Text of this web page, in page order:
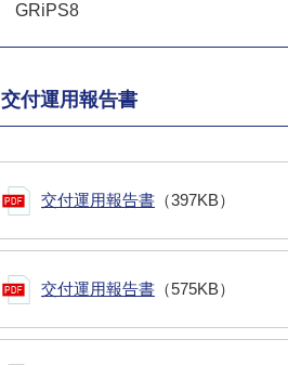
GRiPS8
交付運用報告書
交付運用報告書 （397KB）
交付運用報告書 （575KB）